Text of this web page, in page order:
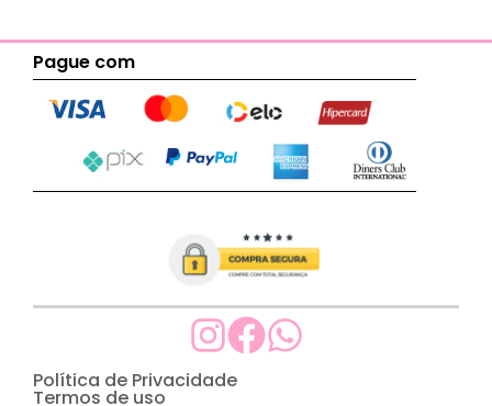
Pague com
Política de Privacidade
Termos de uso